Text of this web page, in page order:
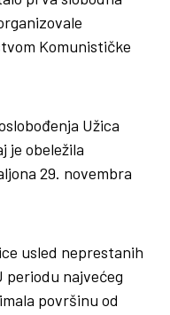
Komunističke
Užica
je obeležila
29. novembra
usled neprestanih
periodu najvećeg
površinu od